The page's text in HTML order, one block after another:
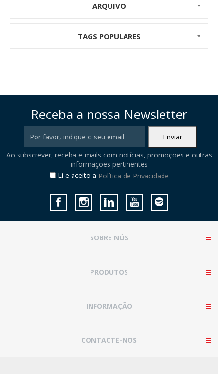
ARQUIVO
TAGS POPULARES
Receba a nossa Newsletter
Ao subscrever, receba e-mails com notícias, promoções e outras
informações pertinentes
Li e aceito a Política de Privacidade
SOBRE NÓS
PRODUTOS
INFORMAÇÃO
CONTACTE-NOS